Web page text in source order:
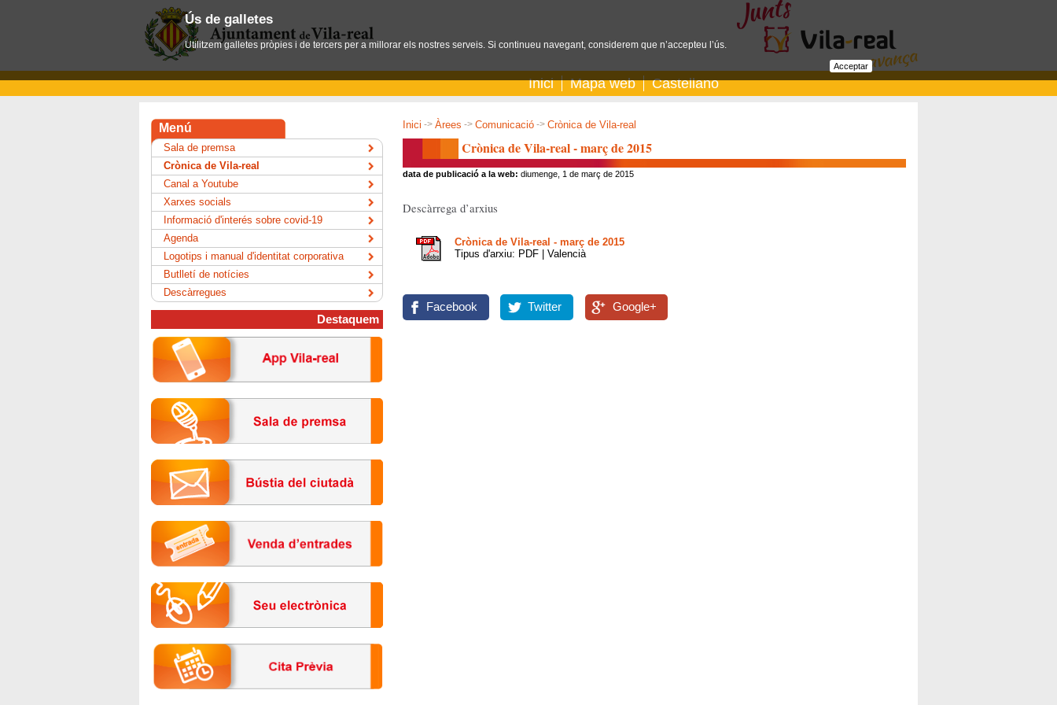
Inici Mapa web Castellano
Inici -> Àrees -> Comunicació -> Crònica de Vila-real
Crònica de Vila-real - març de 2015
data de publicació a la web: diumenge, 1 de març de 2015
Descàrrega d’arxius
Crònica de Vila-real - març de 2015
Tipus d'arxiu: PDF | Valencià
Facebook Twitter Google+
Menú
Sala de premsa
Crònica de Vila-real
Canal a Youtube
Xarxes socials
Informació d'interés sobre covid-19
Agenda
Logotips i manual d'identitat corporativa
Butlletí de notícies
Descàrregues
Destaquem
Ús de galletes
Utilitzem galletes pròpies i de tercers per a millorar els nostres serveis. Si continueu navegant, considerem que n’accepteu l’ús.
Acceptar